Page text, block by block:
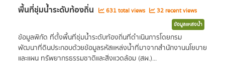
พื้นที่ชุ่มน้ำระดับท้องถิ่น 631 total views 32 recent views
ข้อมูลแหล่งน้ำ
ข้อมูลพิกัด ที่ตั้งพื้นที่ชุ่มน้ำระดับท้องถิ่นที่ดำเนินการโดยกรม
พัฒนาที่ดินประกอบด้วยข้อมูลรหัสแหล่งน้ำที่มาจากสำนักงานนโยบาย
และแผน ทรัพยากรธรรมชาติและสิ่งแวดล้อม (สผ.)...